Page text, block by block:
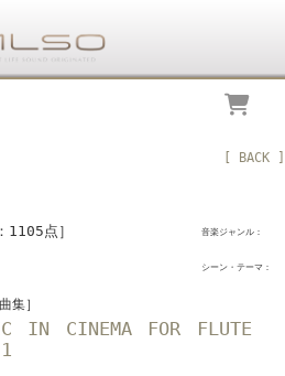
[ BACK ]
音楽ジャンル：
シーン・テーマ：
1105点］
集］
IN CINEMA FOR FLUTE